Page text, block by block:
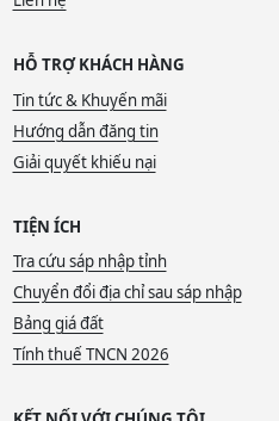
HỖ TRỢ KHÁCH HÀNG
Tin tức & Khuyến mãi
Hướng dẫn đăng tin
Giải quyết khiếu nại
TIỆN ÍCH
Tra cứu sáp nhập tỉnh
Chuyển đổi địa chỉ sau sáp nhập
Bảng giá đất
Tính thuế TNCN 2026